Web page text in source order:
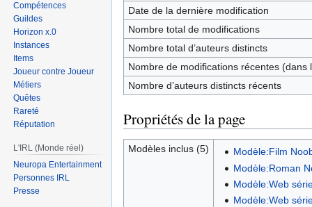
Date de la dernière modification
Nombre total de modifications
Nombre total d’auteurs distincts
Nombre de modifications récentes (dans
Nombre d’auteurs distincts récents
Propriétés de la page
Modèles inclus (5)
Modèle:Film
Modèle:Roman
Modèle:Web
Modèle:Web
Compétences
Guildes
Horizon x.0
Instances
Items
Joueur contre Joueur
Métiers
Quêtes
Rareté
Réputation
L'IRL (Monde réel)
Neuropa Entertainment
Personnes IRL
Presse